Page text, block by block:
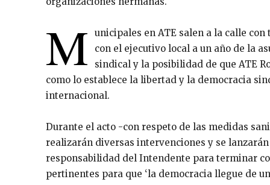
M
unicipales en ATE salen a la calle
con el ejecutivo local a un año de la
sindical y la posibilidad de que ATE
como lo establece la libertad y la democracia
internacional.
Durante el acto -con respeto de las medidas
realizarán diversas intervenciones y se
responsabilidad del Intendente para terminar
pertinentes para que ‘la democracia llegue de